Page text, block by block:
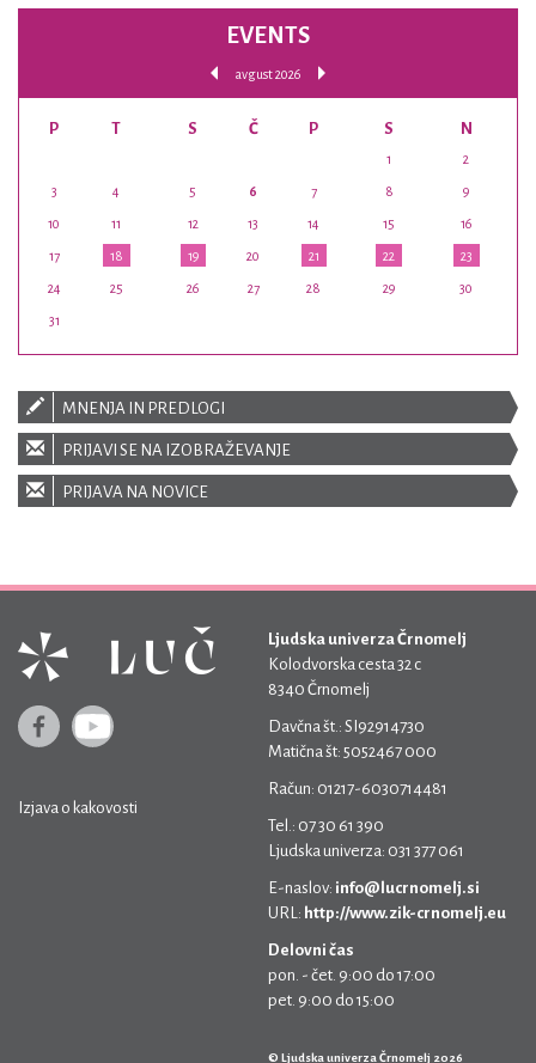
EVENTS
avgust 2026
P T S Č P S N
1 2
3 4 5 6 7 8 9
10 11 12 13 14 15 16
17 18 19 20 21 22 23
24 25 26 27 28 29 30
31
MNENJA IN PREDLOGI
PRIJAVI SE NA IZOBRAŽEVANJE
PRIJAVA NA NOVICE
Izjava o kakovosti
Ljudska univerza Črnomelj
Kolodvorska cesta 32 c
8340 Črnomelj
Davčna št.: SI92914730
Matična št: 5052467 000
Račun: 01217-6030714481
Tel.: 07 30 61 390
Ljudska univerza: 031 377 061
E-naslov: info@lucrnomelj.si
URL: http://www.zik-crnomelj.eu
Delovni čas
pon. - čet. 9:00 do 17:00
pet. 9:00 do 15:00
© Ljudska univerza Črnomelj 2026